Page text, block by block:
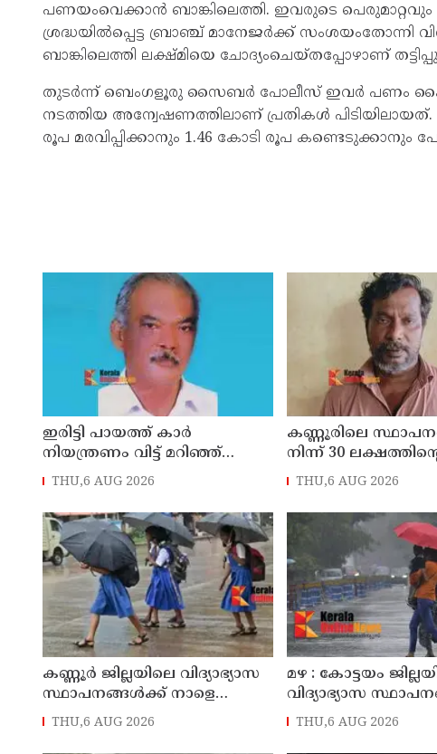
പണയംവെക്കാൻ ബാങ്കിലെത്തി. ഇവരുടെ
ശ്രദ്ധയിൽപ്പെട്ട ബ്രാഞ്ച് മാനേജർക്ക് സംശയംതോന്നി
ബാങ്കിലെത്തി ലക്ഷ്മിയെ ചോദ്യംചെയ്തപ്പോഴാണ്
തുടർന്ന് ബെംഗളൂരു സൈബർ പോലീസ് ഇവർ പണം
നടത്തിയ അന്വേഷണത്തിലാണ് പ്രതികൾ
രൂപ മരവിപ്പിക്കാനും 1.46 കോടി രൂപ കണ്ടെടുക്കാനും
ഇരിട്ടി പായത്ത് കാർ
നിയന്ത്രണം വിട്ട് മറിഞ്ഞ്
തളിപ്പറമ്പിലെ ആദ്യ കാല
THU,6 AUG 2026
കണ്ണൂരിലെ
നിന്ന് 30
മോഷണം: തമിഴ്‌നാട്
തെങ്കാശിയിൽ
THU,6 AUG 2026
കണ്ണൂർ ജില്ലയിലെ വിദ്യാഭ്യാസ
സ്ഥാപനങ്ങള്‍ക്ക് നാളെ
(07/08/2026), അവധി
THU,6 AUG 2026
മഴ : കോട്ടയം
വിദ്യാഭ്യാസ
നാളെ അവധി
THU,6 AUG 2026